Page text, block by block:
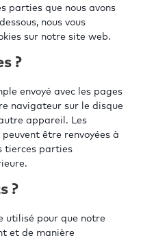
parties que nous avons
nous vous
sur notre site web.
?
envoyé avec les pages
navigateur sur le disque
appareil. Les
être renvoyées à
tierces parties
?
utilisé pour que notre
et de manière